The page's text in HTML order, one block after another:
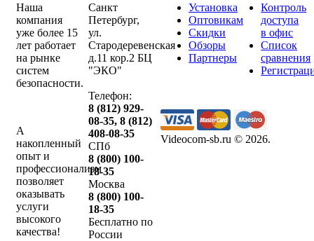
Наша
компания
уже более 15
лет работает
на рынке
систем
безопасности.
А
накопленный
опыт и
профессионализм
позволяет
оказывать
услуги
высокого
качества!
Санкт
Петербург,
ул.
Стародеревенская
д.11 кор.2 БЦ
"ЭКО"
Телефон:
8 (812) 929-
08-35,8 (812)
408-08-35
СПб
8 (800) 100-
18-35
Москва
8 (800) 100-
18-35
Бесплатно по
России
Установка
Оптовикам
Скидки
Обзоры
Партнеры
Контроль
доступа
в офис
Список
сравнения
Videocom-sb.ru © 2026.